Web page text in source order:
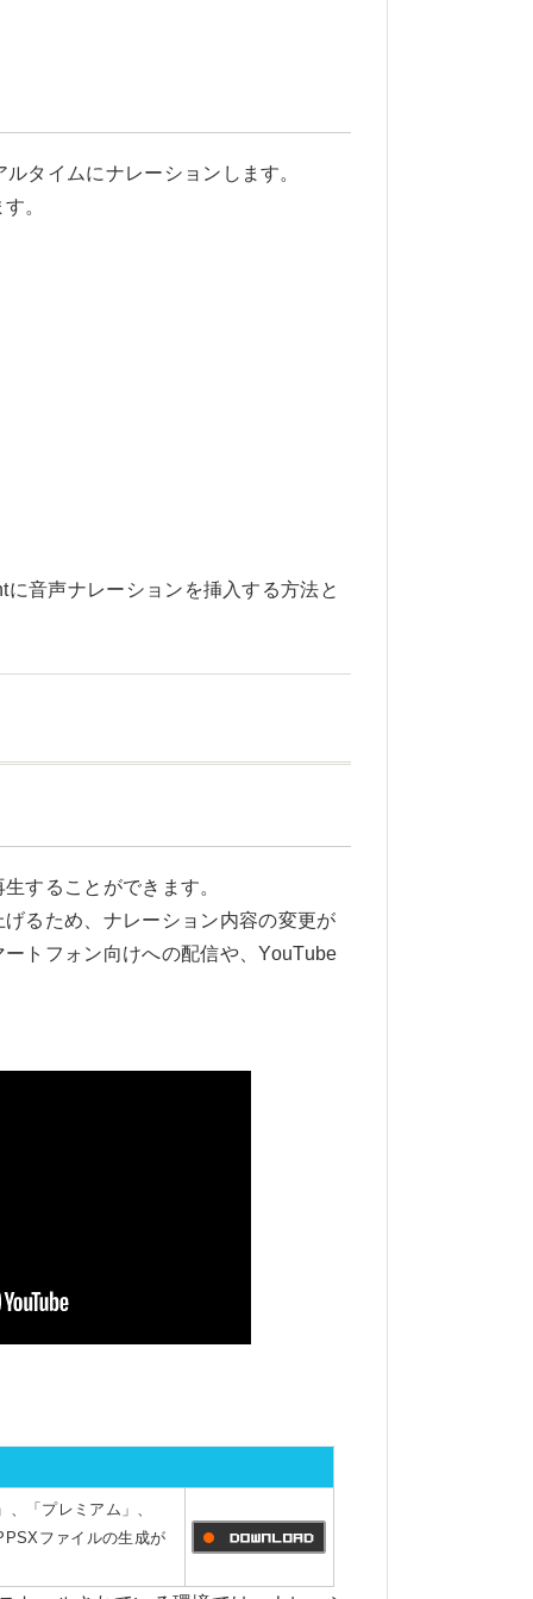
タイムにナレーションします。
。
音声ナレーションを挿入する方法と
することができます。
るため、ナレーション内容の変更が
トフォン向けへの配信や、YouTube
「プレミアム」、
ファイルの生成が